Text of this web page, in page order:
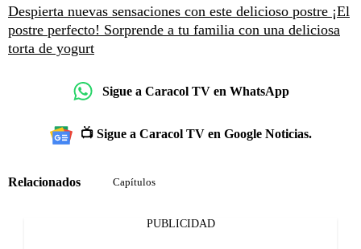
Despierta nuevas sensaciones con este delicioso postre ¡El
postre perfecto! Sorprende a tu familia con una deliciosa
torta de yogurt
Sigue a Caracol TV en WhatsApp
📺 Sigue a Caracol TV en Google Noticias.
Relacionados Capítulos
PUBLICIDAD